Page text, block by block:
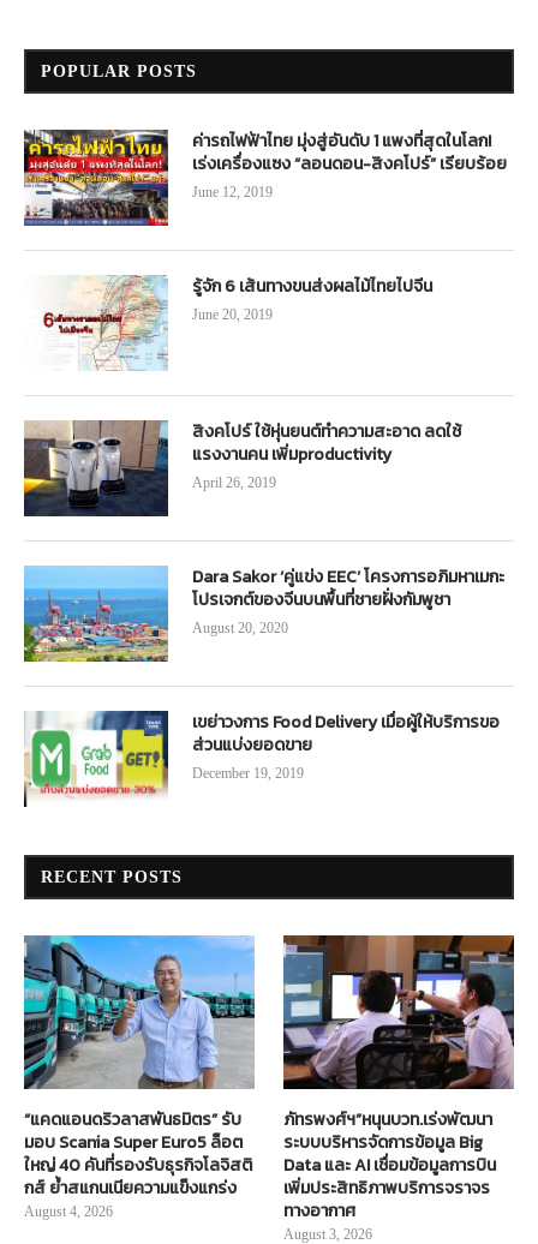
POPULAR POSTS
ค่ารถไฟฟ้าไทย มุ่งสู่อันดับ 1 แพงที่สุดในโลก!
เร่งเครื่องแซง “ลอนดอน-สิงคโปร์” เรียบร้อย
June 12, 2019
รู้จัก 6 เส้นทางขนส่งผลไม้ไทยไปจีน
June 20, 2019
สิงคโปร์ ใช้หุ่นยนต์ทำความสะอาด ลดใช้
แรงงานคน เพิ่มproductivity
April 26, 2019
Dara Sakor ‘คู่แข่ง EEC’ โครงการอภิมหาเมกะ
โปรเจกต์ของจีนบนพื้นที่ชายฝั่งกัมพูชา
August 20, 2020
เขย่าวงการ Food Delivery เมื่อผู้ให้บริการขอ
ส่วนแบ่งยอดขาย
December 19, 2019
RECENT POSTS
“แคดแอนดริวลาสพันธมิตร” รับ
มอบ Scania Super Euro5 ล็อต
ใหญ่ 40 คันที่รองรับธุรกิจโลจิสติ
กส์ ย้ำสแกนเนียความแข็งแกร่ง
August 4, 2026
ภัทรพงศ์ฯ”หนุนบวท.เร่งพัฒนา
ระบบบริหารจัดการข้อมูล Big
Data และ AI เชื่อมข้อมูลการบิน
เพิ่มประสิทธิภาพบริการจราจร
ทางอากาศ
August 3, 2026